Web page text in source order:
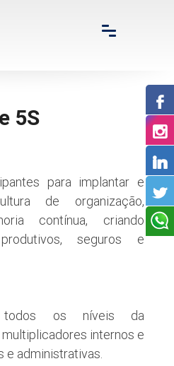
5S
para implantar e
de organização,
contínua, criando
seguros e
todos os níveis da
internos e
e administrativas.